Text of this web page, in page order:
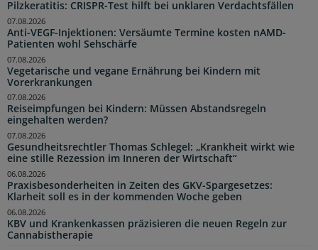
Pilzkeratitis: CRISPR-Test hilft bei unklaren Verdachtsfällen
Anti-VEGF-Injektionen: Versäumte Termine kosten nAMD-
Patienten wohl Sehschärfe
07.08.2026
Vegetarische und vegane Ernährung bei Kindern mit
Vorerkrankungen
07.08.2026
Reiseimpfungen bei Kindern: Müssen Abstandsregeln
eingehalten werden?
07.08.2026
Gesundheitsrechtler Thomas Schlegel: „Krankheit wirkt wie
eine stille Rezession im Inneren der Wirtschaft“
07.08.2026
Praxisbesonderheiten in Zeiten des GKV-Spargesetzes:
Klarheit soll es in der kommenden Woche geben
06.08.2026
KBV und Krankenkassen präzisieren die neuen Regeln zur
Cannabistherapie
06.08.2026